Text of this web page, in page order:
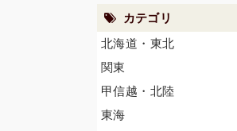
カテゴリ
北海道・東北
関東
甲信越・北陸
東海